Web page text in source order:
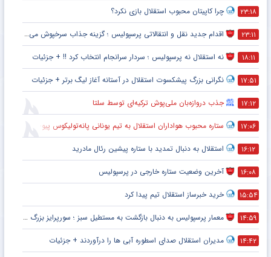
۲۳:۱۸ چرا کاپیتان محبوب استقلال بازی نکرد؟
۲۳:۱۱ اقدام جدید نقل و انتقالاتی پرسپولیس ؛ گزینه جذاب سرخپوش می شود؟
۱۸:۱۱ نه استقلال نه پرسپولیس ؛ سردار سرانجام انتخاب کرد !! + جزئیات
۱۷:۵۱ نگرانی بزرگ پیشکسوت استقلال در آستانه آغاز لیگ برتر + جزئیات
۱۷:۱۲ جذب دروازه‌بان ملی‌پوش ترکیه‌ای توسط سلتا
۱۷:۰۶ ستاره محبوب هواداران استقلال به تیم یونانی پانه‌تولیکوس پیوست
۱۶:۱۲ استقلال به دنبال تمدید با ستاره پیشین رئال مادرید
۱۶:۰۸ آخرین وضعیت ستاره خارجی در پرسپولیس
۱۵:۵۴ خرید خبرساز استقلال تیم پیدا کرد
۱۴:۵۹ معمار پرسپولیس به دنبال بازگشت به مستطیل سبز ؛ سورپرایز بزرگ در راه است ؟ + جزئیات
۱۴:۴۲ مدیران استقلال صدای اسطوره آبی ها را درآوردند + جزئیات